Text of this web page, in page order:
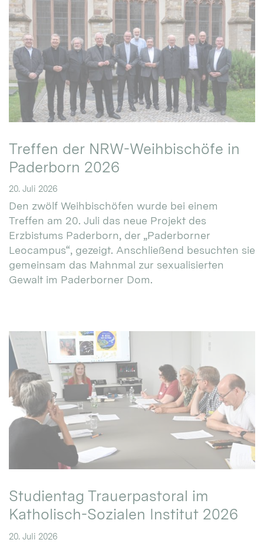
Treffen der NRW-Weihbischöfe in
Paderborn 2026
20. Juli 2026
Den zwölf Weihbischöfen wurde bei einem
Treffen am 20. Juli das neue Projekt des
Erzbistums Paderborn, der „Paderborner
Leocampus“, gezeigt. Anschließend besuchten sie
gemeinsam das Mahnmal zur sexualisierten
Gewalt im Paderborner Dom.
Studientag Trauerpastoral im
Katholisch-Sozialen Institut 2026
20. Juli 2026